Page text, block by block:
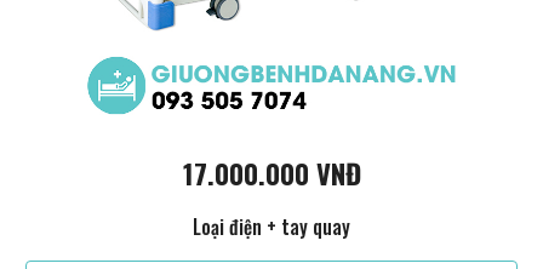
17.000.000 VNĐ
Loại điện + tay quay